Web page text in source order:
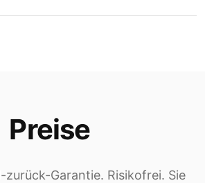
Preise
zurück-Garantie. Risikofrei. Sie